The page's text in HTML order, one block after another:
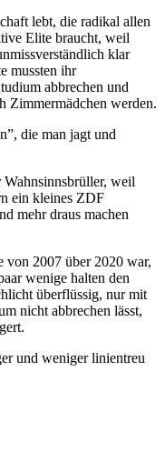
lebt, die radikal allen
Elite braucht, weil
klar
mussten ihr
abbrechen und
Zimmermädchen werden.
die man jagt und
weil
ein kleines ZDF
mehr draus machen
von 2007 über 2020 war,
wenige halten den
überflüssig, nur mit
nicht abbrechen lässt,
und weniger linientreu